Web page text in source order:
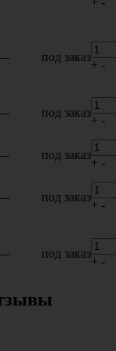
под заказ
+ -
под заказ
+ -
под заказ
+ -
под заказ
+ -
под заказ
+ -